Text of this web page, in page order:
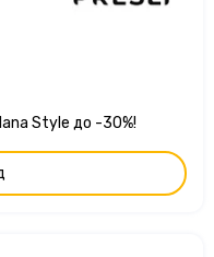
Style до -30%!